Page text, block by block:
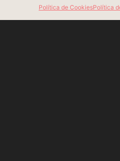
Política de CookiesPolítica